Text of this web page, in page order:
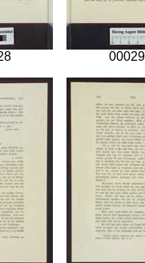
00029